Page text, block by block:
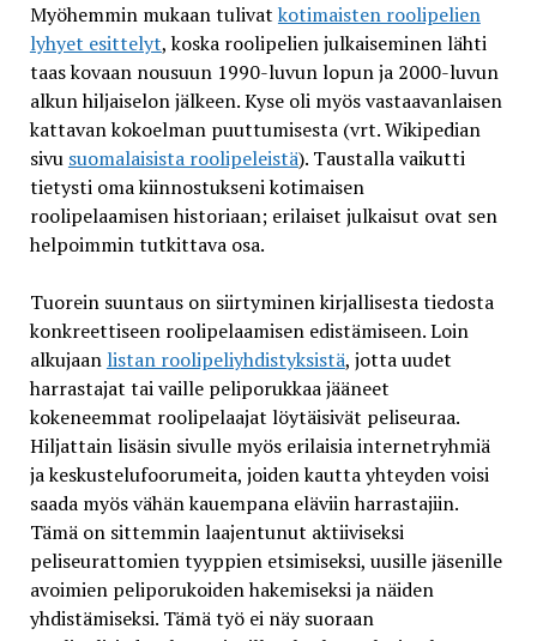
Myöhemmin mukaan tulivat kotimaisten roolipelien
lyhyet esittelyt, koska roolipelien julkaiseminen lähti
taas kovaan nousuun 1990-luvun lopun ja 2000-luvun
alkun hiljaiselon jälkeen. Kyse oli myös vastaavanlaisen
kattavan kokoelman puuttumisesta (vrt. Wikipedian
sivu suomalaisista roolipeleistä). Taustalla vaikutti
tietysti oma kiinnostukseni kotimaisen
roolipelaamisen historiaan; erilaiset julkaisut ovat sen
helpoimmin tutkittava osa.
Tuorein suuntaus on siirtyminen kirjallisesta tiedosta
konkreettiseen roolipelaamisen edistämiseen. Loin
alkujaan listan roolipeliyhdistyksistä, jotta uudet
harrastajat tai vaille peliporukkaa jääneet
kokeneemmat roolipelaajat löytäisivät peliseuraa.
Hiljattain lisäsin sivulle myös erilaisia internetryhmiä
ja keskustelufoorumeita, joiden kautta yhteyden voisi
saada myös vähän kauempana eläviin harrastajiin.
Tämä on sittemmin laajentunut aktiiviseksi
peliseurattomien tyyppien etsimiseksi, uusille jäsenille
avoimien peliporukoiden hakemiseksi ja näiden
yhdistämiseksi. Tämä työ ei näy suoraan